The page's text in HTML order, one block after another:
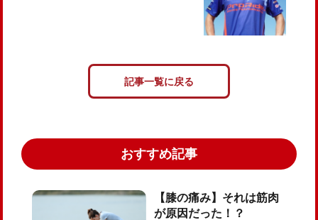
記事一覧に戻る
おすすめ記事
【膝の痛み】それは筋肉
が原因だった！？